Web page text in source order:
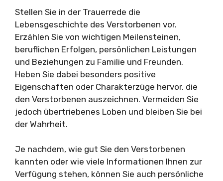
Stellen Sie in der Trauerrede die
Lebensgeschichte des Verstorbenen vor.
Erzählen Sie von wichtigen Meilensteinen,
beruflichen Erfolgen, persönlichen Leistungen
und Beziehungen zu Familie und Freunden.
Heben Sie dabei besonders positive
Eigenschaften oder Charakterzüge hervor, die
den Verstorbenen auszeichnen. Vermeiden Sie
jedoch übertriebenes Loben und bleiben Sie bei
der Wahrheit.
Je nachdem, wie gut Sie den Verstorbenen
kannten oder wie viele Informationen Ihnen zur
Verfügung stehen, können Sie auch persönliche